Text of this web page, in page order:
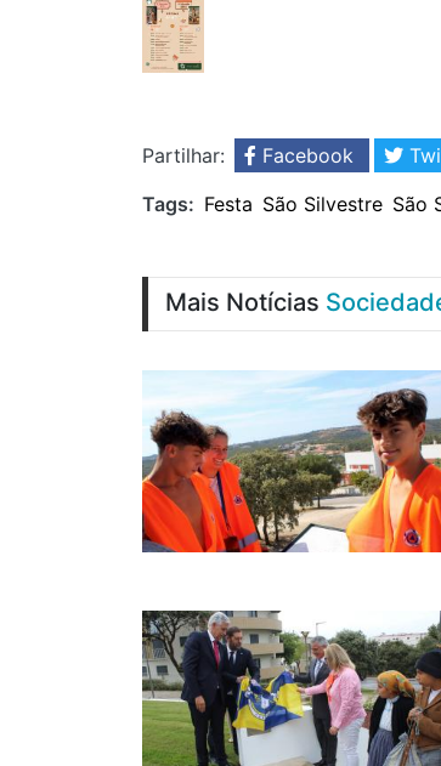
Partilhar: Facebook
Tags: Festa São Silvestre São
Mais Notícias